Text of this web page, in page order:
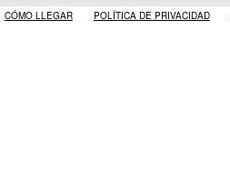
CÓMO LLEGAR POLÍTICA DE PRIVACIDAD